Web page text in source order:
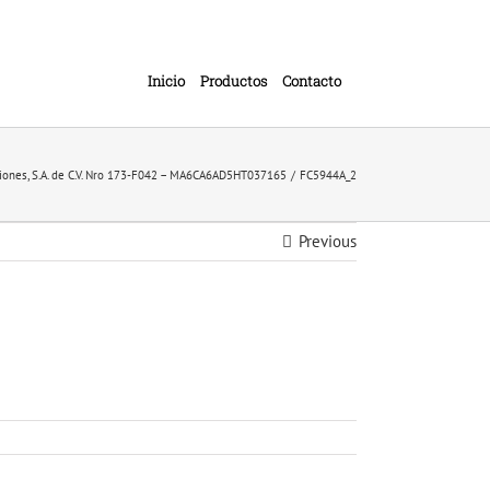
Inicio Productos Contacto
S.A. de C.V. Nro 173-F042 – MA6CA6AD5HT037165 FC5944A_2
Previous